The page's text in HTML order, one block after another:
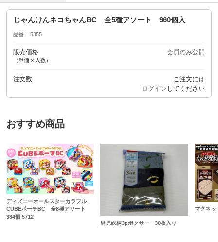
じゃんけんネコちゃんBC 全5種アソート 960個入
品番 5355
販売価格
（単価 × 入数）
会員のみ公開
注文数
ご注文には
ログイン してください
おすすめ商品
ディズニーオールスターカラフル
CUBEポーチBC 全8種アソート
384個 5712
男児総柄3pボクサー 30枚入り
マグネ